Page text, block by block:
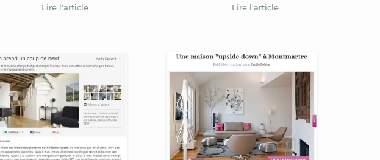
Lire l'article Lire l'article